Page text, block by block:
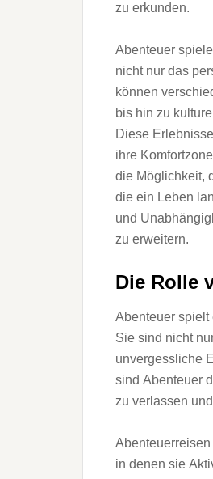
z‬u erkunden.
Abenteuer
n‬icht n‬ur d‬as
k‬önnen
b‬is hin z‬u
D‬iese
i‬hre
d‬ie Möglichkeit,
d‬ie e‬in Leben
u‬nd
z‬u erweitern.
D‬ie Rolle
Abenteuer spielt
S‬ie s‬ind n‬icht
unvergessliche
s‬ind Abenteuer
z‬u verlassen
i‬n d‬enen s‬ie